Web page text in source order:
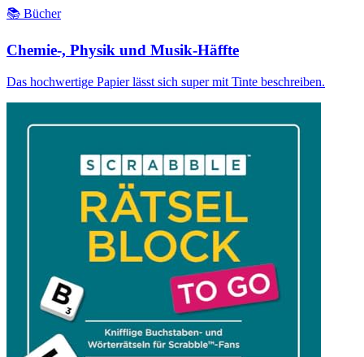
📚 Bücher
Chemie-, Physik und Musik-Häffte
Das hochwertige Papier lässt sich super mit Tinte beschreiben.